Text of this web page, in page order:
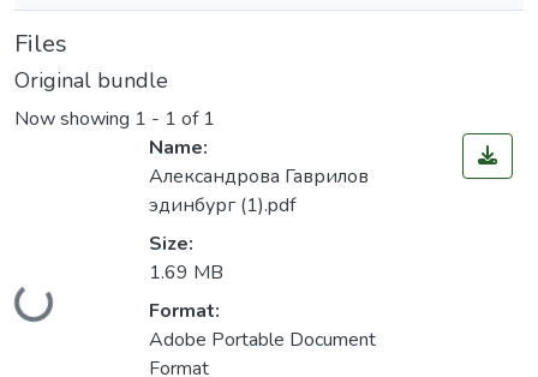
Files
Original bundle
Now showing 1 - 1 of 1
Loading...
Name:
Александрова Гаврилов
эдинбург (1).pdf
Size:
1.69 MB
Format:
Adobe Portable Document
Format